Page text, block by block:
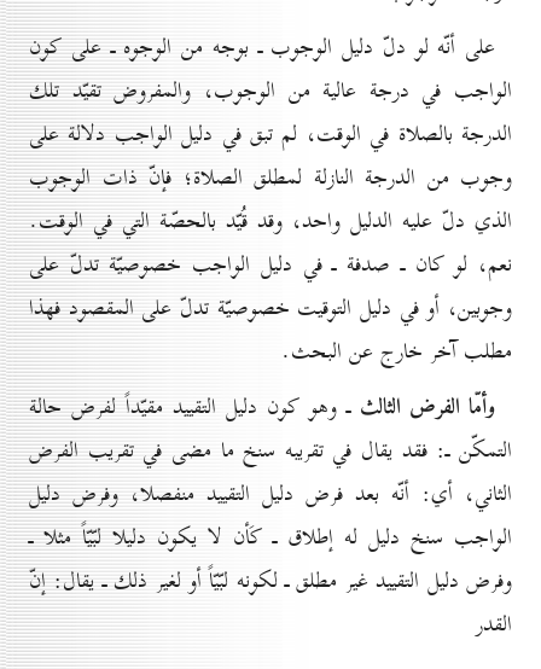
على أنّه لو دلّ دليل الوجوب ـ بوجه من الوجوه ـ على كون
الواجب في درجة عالية من الوجوب، والمفروض تقيّد تلك
الدرجة بالصلاة في الوقت، لم تبق في دليل الواجب دلالة على
وجوب من الدرجة النازلة لمطلق الصلاة؛ فإنّ ذات الوجوب
الذي دلّ عليه الدليل واحد، وقد قُيّد بالحصّة التي في الوقت.
نعم، لو كان ـ صدفة ـ في دليل الواجب خصوصيّة تدلّ على
وجوبين، أو في دليل التوقيت خصوصيّة تدلّ على المقصود فهذا
مطلب آخر خارج عن البحث.
وأمّا الفرض الثالث ـ وهو كون دليل التقييد مقيّداً لفرض حالة
التمكّن ـ: فقد يقال في تقريبه سنخ ما مضى في تقريب الفرض
الثاني، أي: أنّه بعد فرض دليل التقييد منفصلا، وفرض دليل
الواجب سنخ دليل له إطلاق ـ كَأن لا يكون دليلا لبّيّاً مثلا ـ
وفرض دليل التقييد غير مطلق ـ لكونه لبّيّاً أو لغير ذلك ـ يقال: إنّ
القدر